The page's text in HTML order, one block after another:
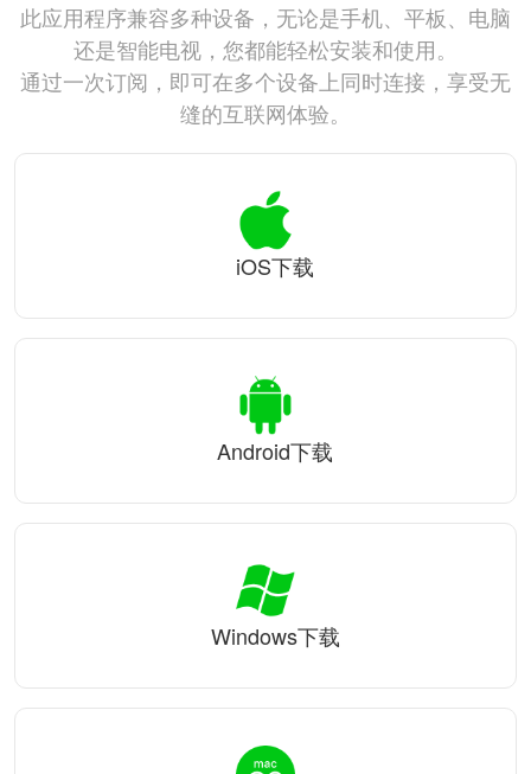
此应用程序兼容多种设备，无论是手机、平板、电脑
还是智能电视，您都能轻松安装和使用。
通过一次订阅，即可在多个设备上同时连接，享受无
缝的互联网体验。
iOS下载
Android下载
Windows下载